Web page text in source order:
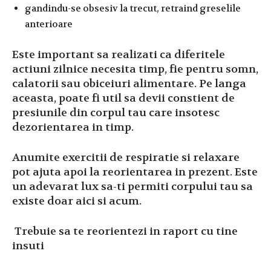
gandindu-se obsesiv la trecut, retraind greselile
anterioare
Este important sa realizati ca diferitele
actiuni zilnice necesita timp, fie pentru somn,
calatorii sau obiceiuri alimentare. Pe langa
aceasta, poate fi util sa devii constient de
presiunile din corpul tau care insotesc
dezorientarea in timp.
Anumite exercitii de respiratie si relaxare
pot ajuta apoi la reorientarea in prezent. Este
un adevarat lux sa-ti permiti corpului tau sa
existe doar aici si acum.
Trebuie sa te reorientezi in raport cu tine
insuti